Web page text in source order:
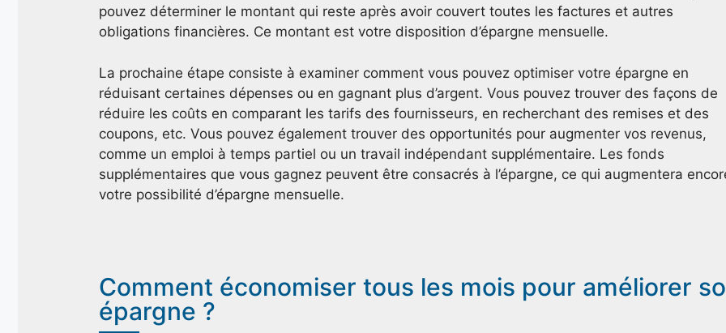
pouvez déterminer le montant qui reste après avoir couvert toutes les factures et autres
obligations financières. Ce montant est votre disposition d’épargne mensuelle.
La prochaine étape consiste à examiner comment vous pouvez optimiser votre épargne en
réduisant certaines dépenses ou en gagnant plus d’argent. Vous pouvez trouver des façons de
réduire les coûts en comparant les tarifs des fournisseurs, en recherchant des remises et des
coupons, etc. Vous pouvez également trouver des opportunités pour augmenter vos revenus,
comme un emploi à temps partiel ou un travail indépendant supplémentaire. Les fonds
supplémentaires que vous gagnez peuvent être consacrés à l’épargne, ce qui augmentera
votre possibilité d’épargne mensuelle.
Comment économiser tous les mois pour améliorer
épargne ?